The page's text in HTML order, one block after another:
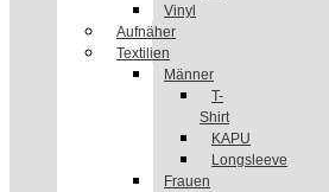
Vinyl
Aufnäher
Textilien
Männer
T-
Shirt
KAPU
Longsleeve
Frauen